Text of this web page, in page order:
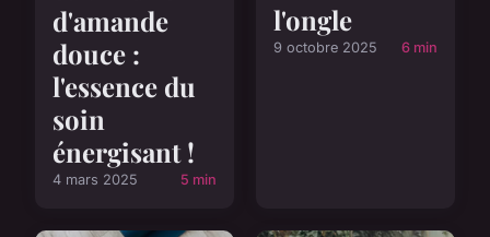
d'amande
douce :
l'essence du
soin
énergisant !
4 mars 2025 5 min
l'ongle
9 octobre 2025 6 min